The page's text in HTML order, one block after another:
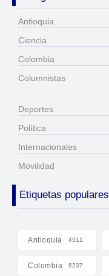
Antioquia
Ciencia
Colombia
Columnistas
Deportes
Política
Internacionales
Movilidad
Etiquetas populares
Antioquia 4511
Colombia 6237